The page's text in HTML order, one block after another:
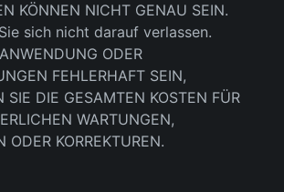
KÖNNEN NICHT GENAU SEIN.
sich nicht darauf verlassen.
ODER
FEHLERHAFT SEIN,
SIE DIE GESAMTEN KOSTEN FÜR
WARTUNGEN,
ODER KORREKTUREN.